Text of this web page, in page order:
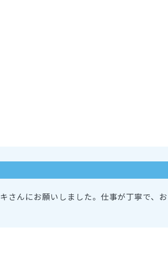
さんにお願いしました。仕事が丁寧で、お